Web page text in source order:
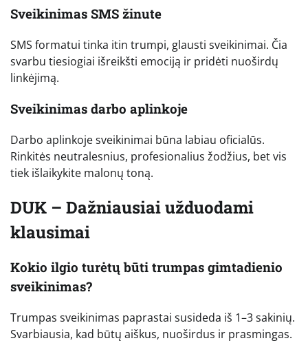
Sveikinimas SMS žinute
SMS formatui tinka itin trumpi, glausti sveikinimai. Čia
svarbu tiesiogiai išreikšti emociją ir pridėti nuoširdų
linkėjimą.
Sveikinimas darbo aplinkoje
Darbo aplinkoje sveikinimai būna labiau oficialūs.
Rinkitės neutralesnius, profesionalius žodžius, bet vis
tiek išlaikykite malonų toną.
DUK – Dažniausiai užduodami
klausimai
Kokio ilgio turėtų būti trumpas gimtadienio
sveikinimas?
Trumpas sveikinimas paprastai susideda iš 1–3 sakinių.
Svarbiausia, kad būtų aiškus, nuoširdus ir prasmingas.